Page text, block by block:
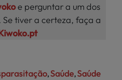
e perguntar a um dos
Se tiver a certeza, faça a
, Saúde, Saúde